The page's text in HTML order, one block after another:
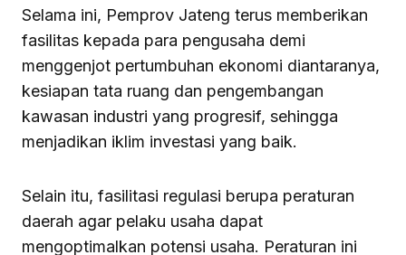
Selama ini, Pemprov Jateng terus memberikan
fasilitas kepada para pengusaha demi
menggenjot pertumbuhan ekonomi diantaranya,
kesiapan tata ruang dan pengembangan
kawasan industri yang progresif, sehingga
menjadikan iklim investasi yang baik.
Selain itu, fasilitasi regulasi berupa peraturan
daerah agar pelaku usaha dapat
mengoptimalkan potensi usaha. Peraturan ini